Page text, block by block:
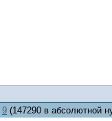
9 (147290 в абсолютной